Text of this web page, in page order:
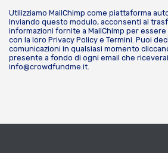
Utilizziamo MailChimp come piattaforma
Inviando questo modulo, acconsenti al
informazioni fornite a MailChimp per
con la loro Privacy Policy e Termini. Puoi
comunicazioni in qualsiasi momento
presente a fondo di ogni email che
info@crowdfundme.it.